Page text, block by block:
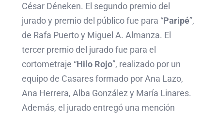
César Déneken. El segundo premio del
jurado y premio del público fue para “Paripé”,
de Rafa Puerto y Miguel A. Almanza. El
tercer premio del jurado fue para el
cortometraje “Hilo Rojo”, realizado por un
equipo de Casares formado por Ana Lazo,
Ana Herrera, Alba González y María Linares.
Además, el jurado entregó una mención